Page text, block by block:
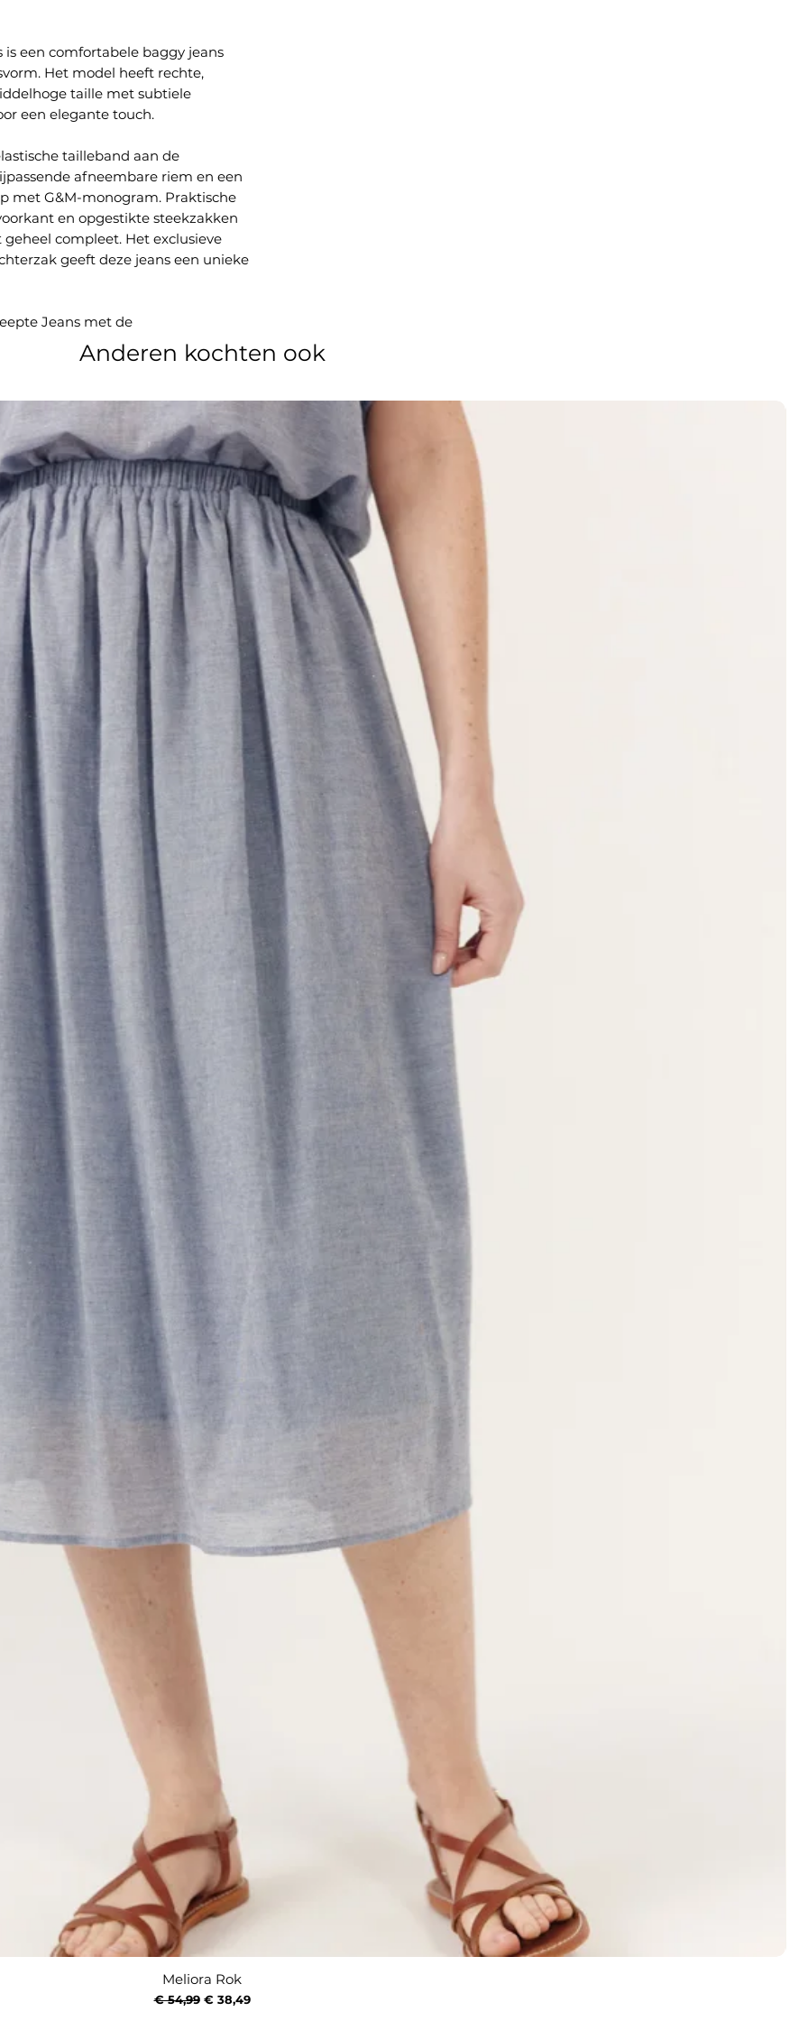
een comfortabele baggy jeans
Het model heeft rechte,
taille met subtiele
een elegante touch.
tailleband aan de
afneembare riem en een
met G&M-monogram. Praktische
en opgestikte steekzakken
compleet. Het exclusieve
geeft deze jeans een unieke
Jeans met de
Anderen kochten ook
Snel overzicht
Meliora Rok
Normale prijs
€ 54,99 Verkoopprijs
€ 38,49